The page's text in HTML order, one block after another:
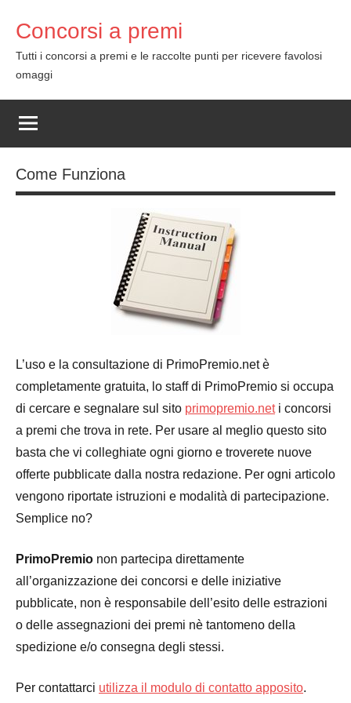
content
Concorsi a premi
Tutti i concorsi a premi e le raccolte punti per ricevere favolosi
omaggi
Come Funziona
L’uso e la consultazione di PrimoPremio.net è
completamente gratuita, lo staff di PrimoPremio si occupa
di cercare e segnalare sul sito primopremio.neti concorsi
a premi che trova in rete. Per usare al meglio questo sito
basta che vi colleghiate ogni giorno e troverete nuove
offerte pubblicate dalla nostra redazione. Per ogni articolo
vengono riportate istruzioni e modalità di partecipazione.
Semplice no?
PrimoPremio non partecipa direttamente
all’organizzazione dei concorsi e delle iniziative
pubblicate, non è responsabile dell’esito delle estrazioni
o delle assegnazioni dei premi nè tantomeno della
spedizione e/o consegna degli stessi.
Per contattarci utilizza il modulo di contatto apposito.